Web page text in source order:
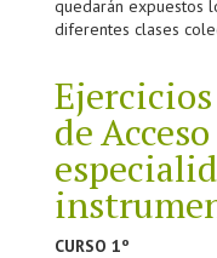
quedarán expuestos
diferentes clases
Ejercicios
de
CURSO 1º